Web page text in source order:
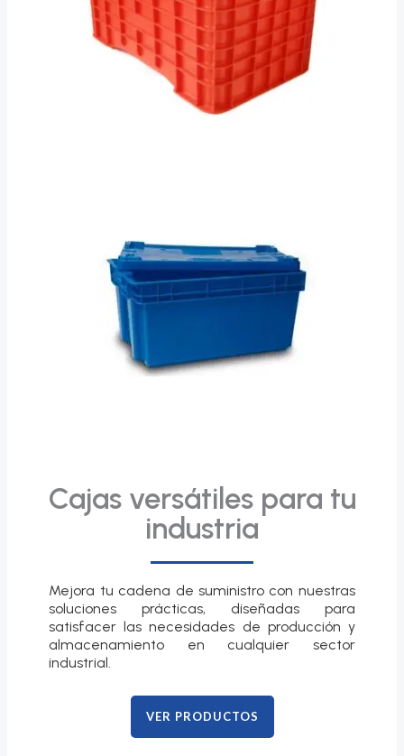
Cajas versátiles para tu
industria
Mejora tu cadena de suministro con nuestras
soluciones prácticas, diseñadas para
satisfacer las necesidades de producción y
almacenamiento en cualquier sector
industrial.
VER PRODUCTOS